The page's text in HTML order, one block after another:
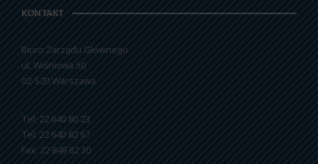
KONTAKT
Biuro Zarządu Głównego
ul. Wiśniowa 50
02-520 Warszawa
Tel: 22 640 80 23
Tel: 22 640 82 67
Fax: 22 849 82 30